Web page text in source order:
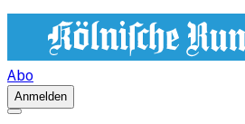
Abo
Anmelden